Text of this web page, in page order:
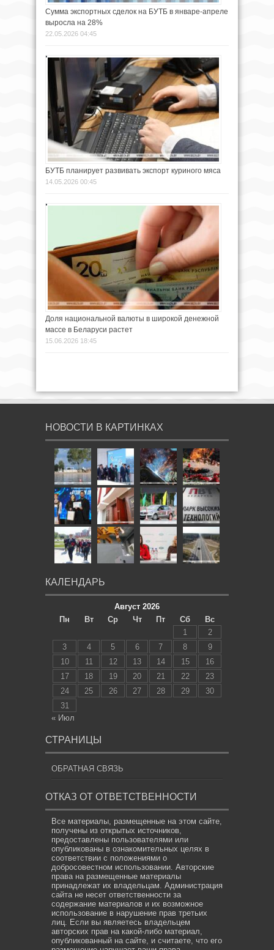
Сумма экспортных сделок на БУТБ в январе-апреле
выросла на 28%
22.05.2026 04:45
БУТБ планирует развивать экспорт куриного мяса
14.05.2026 00:45
Доля национальной валюты в широкой денежной
массе в Беларуси растет
15.06.2026 18:45
НОВОСТИ В КАРТИНКАХ
КАЛЕНДАРЬ
Август 2026
Пн
Вт Ср Чт Пт Сб
Вс
1
2
3
4 5 6 7 8
9
10
11 12 13 14 15
16
17
18 19 20 21 22
23
24
25 26 27 28 29
30
31
« Июл
СТРАНИЦЫ
ОБРАТНАЯ СВЯЗЬ
ОТКАЗ ОТ ОТВЕТСТВЕННОСТИ
Все материалы, размещенные на этом сайте,
получены из открытых источников,
предоставлены пользователями или
опубликованы в ознакомительных целях в
соответствии с положениями о
добросовестном использовании. Авторские
права на размещенные материалы
принадлежат их владельцам. Администрация
сайта не несет ответственности за
содержание материалов и их возможное
использование в нарушение прав третьих
лиц. Если вы являетесь владельцем
авторских прав на какой-либо материал,
опубликованный на сайте, и считаете, что его